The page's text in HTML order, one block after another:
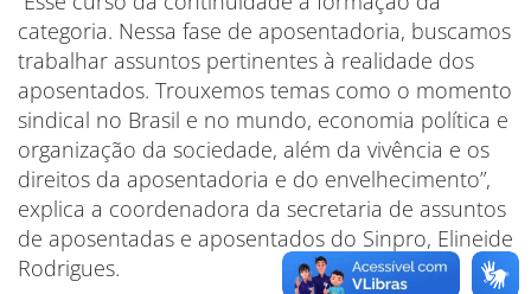
categoria. Nessa fase de aposentadoria, buscamos
trabalhar assuntos pertinentes à realidade dos
aposentados. Trouxemos temas como o momento
sindical no Brasil e no mundo, economia política e
organização da sociedade, além da vivência e os
direitos da aposentadoria e do envelhecimento”,
explica a coordenadora da secretaria de assuntos
de aposentadas e aposentados do Sinpro, Elineide
Rodrigues.